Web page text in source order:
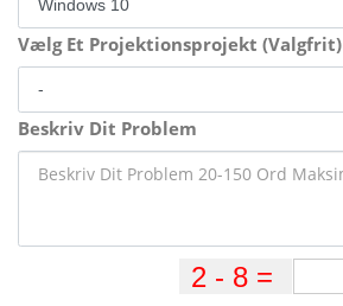
Vælg Et Projektionsprojekt (Valgfrit)
Beskriv Dit Problem